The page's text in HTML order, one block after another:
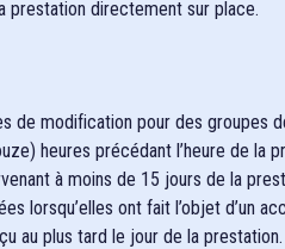
prestation directement sur place.
de modification pour des
heures précédant l’heure de la
à moins de 15 jours de la
lorsqu’elles ont fait l’objet d’un
au plus tard le jour de la prestation.